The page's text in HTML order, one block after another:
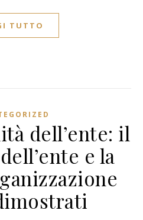
TUTTO
dell’ente: il
e la